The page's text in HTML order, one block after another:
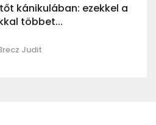
kánikulában: ezekkel a
többet...
Judit